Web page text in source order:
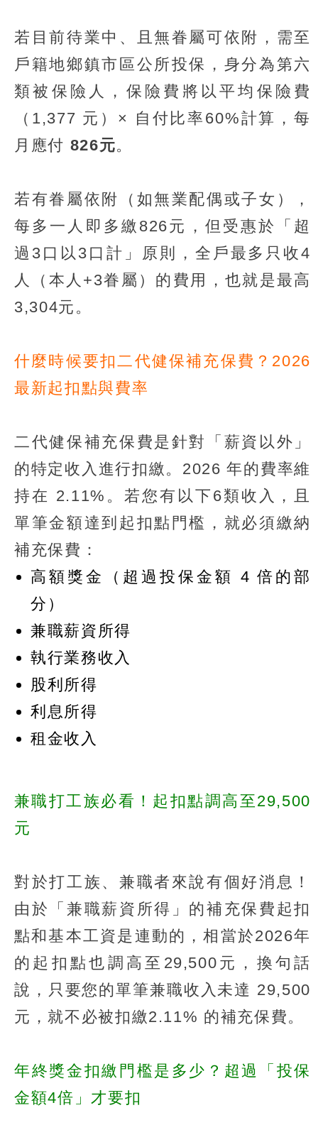
若目前待業中、且無眷屬可依附，需至
戶籍地鄉鎮市區公所投保，身分為第六
類被保險人，保險費將以平均保險費
（1,377 元）× 自付比率60%計算，每
月應付 826元。
若有眷屬依附（如無業配偶或子女），
每多一人即多繳826元，但受惠於「超
過3口以3口計」原則，全戶最多只收4
人（本人+3眷屬）的費用，也就是最高
3,304元。
什麼時候要扣二代健保補充保費？2026
最新起扣點與費率
二代健保補充保費是針對「薪資以外」
的特定收入進行扣繳。2026 年的費率維
持在 2.11%。若您有以下6類收入，且
單筆金額達到起扣點門檻，就必須繳納
補充保費：
高額獎金（超過投保金額 4 倍的部
分）
兼職薪資所得
執行業務收入
股利所得
利息所得
租金收入
兼職打工族必看！起扣點調高至29,500
元
對於打工族、兼職者來說有個好消息！
由於「兼職薪資所得」的補充保費起扣
點和基本工資是連動的，相當於2026年
的起扣點也調高至29,500元，換句話
說，只要您的單筆兼職收入未達 29,500
元，就不必被扣繳2.11% 的補充保費。
年終獎金扣繳門檻是多少？超過「投保
金額4倍」才要扣